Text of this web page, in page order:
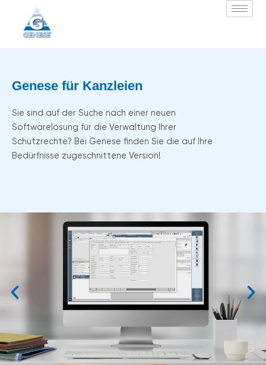
springen
Genese für Kanzleien
Sie sind auf der Suche nach einer neuen
Softwarelösung für die Verwaltung Ihrer
Schutzrechte? Bei Genese finden Sie die auf Ihre
Bedürfnisse zugeschnittene Version!